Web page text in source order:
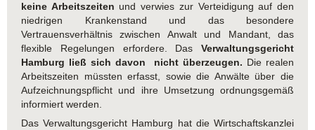
keine Arbeitszeiten und verwies zur Verteidigung auf den
niedrigen Krankenstand und das besondere
Vertrauensverhältnis zwischen Anwalt und Mandant, das
flexible Regelungen erfordere. Das Verwaltungsgericht
Hamburg ließ sich davon nicht überzeugen. Die realen
Arbeitszeiten müssten erfasst, sowie die Anwälte über die
Aufzeichnungspflicht und ihre Umsetzung ordnungsgemäß
informiert werden.
Das Verwaltungsgericht Hamburg hat die Wirtschaftskanzlei